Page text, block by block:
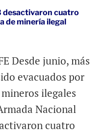
desactivaron cuatro
de minería ilegal
Desde junio, más
evacuados por
ilegales
Nacional
cuatro